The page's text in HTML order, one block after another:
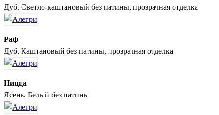
Дуб. Светло-каштановый без патины, прозрачная отделка
Раф
Дуб. Каштановый без патины, прозрачная отделка
Ницца
Ясень. Белый без патины